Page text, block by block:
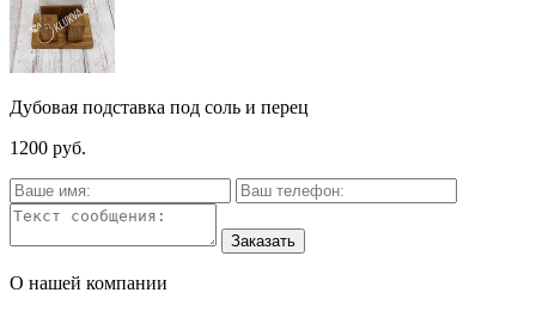
Дубовая подставка под соль и перец
1200 руб.
О нашей компании